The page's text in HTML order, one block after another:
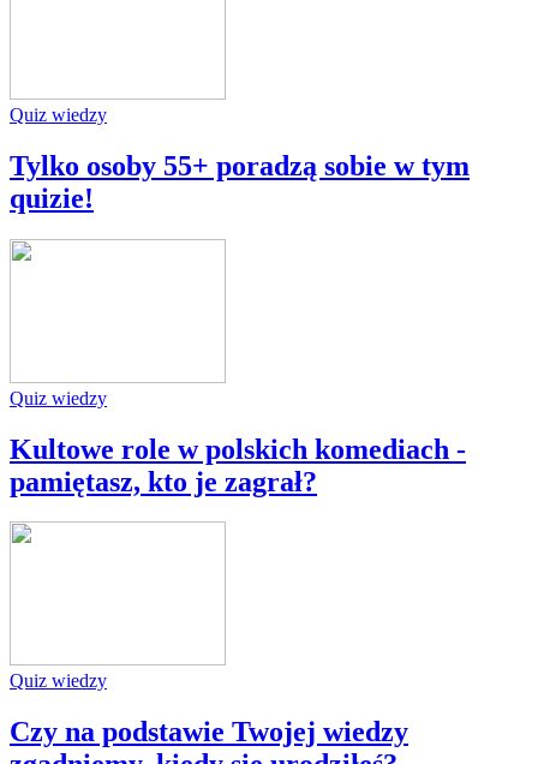
Quiz wiedzy
Tylko osoby 55+ poradzą sobie w tym
quizie!
Quiz wiedzy
Kultowe role w polskich komediach -
pamiętasz, kto je zagrał?
Quiz wiedzy
Czy na podstawie Twojej wiedzy